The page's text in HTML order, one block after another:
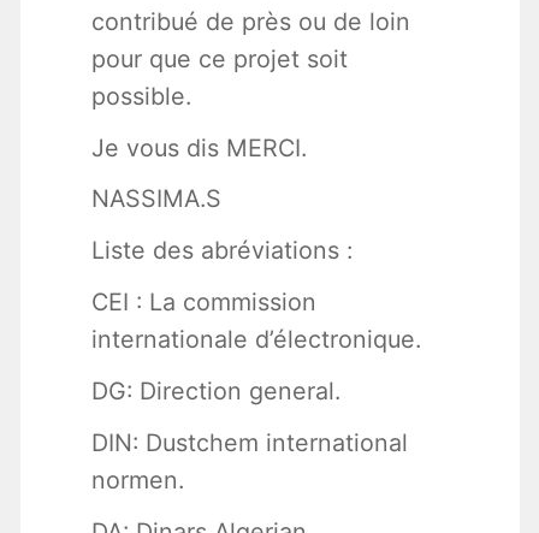
contribué de près ou de loin
pour que ce projet soit
possible.
Je vous dis MERCI.
NASSIMA.S
Liste des abréviations :
CEI : La commission
internationale d’électronique.
DG: Direction general.
DIN: Dustchem international
normen.